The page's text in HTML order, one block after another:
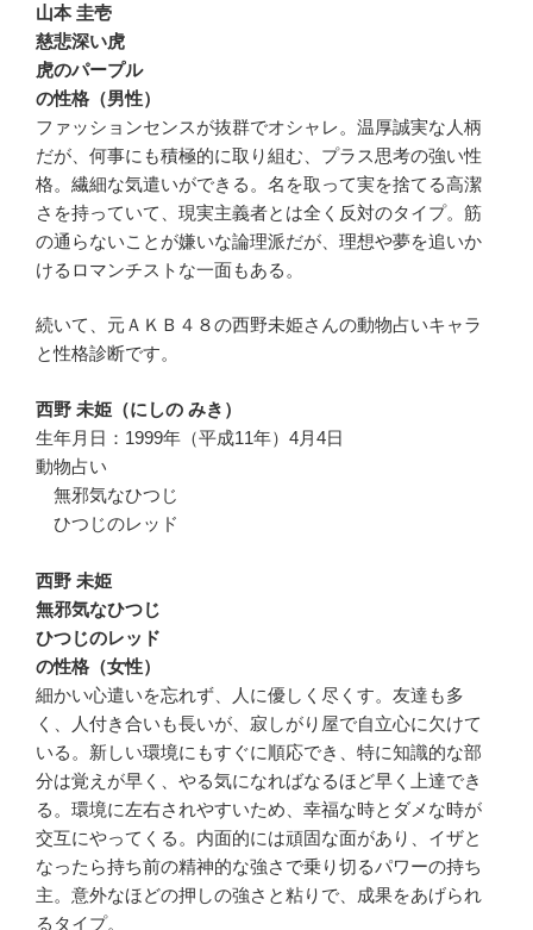
山本 圭壱
慈悲深い虎
虎のパープル
の性格（男性）
ファッションセンスが抜群でオシャレ。温厚誠実な人柄
だが、何事にも積極的に取り組む、プラス思考の強い性
格。繊細な気遣いができる。名を取って実を捨てる高潔
さを持っていて、現実主義者とは全く反対のタイプ。筋
の通らないことが嫌いな論理派だが、理想や夢を追いか
けるロマンチストな一面もある。
続いて、元ＡＫＢ４８の西野未姫さんの動物占いキャラ
と性格診断です。
西野 未姫（にしの みき）
生年月日：1999年（平成11年）4月4日
動物占い
無邪気なひつじ
ひつじのレッド
西野 未姫
無邪気なひつじ
ひつじのレッド
の性格（女性）
細かい心遣いを忘れず、人に優しく尽くす。友達も多
く、人付き合いも長いが、寂しがり屋で自立心に欠けて
いる。新しい環境にもすぐに順応でき、特に知識的な部
分は覚えが早く、やる気になればなるほど早く上達でき
る。環境に左右されやすいため、幸福な時とダメな時が
交互にやってくる。内面的には頑固な面があり、イザと
なったら持ち前の精神的な強さで乗り切るパワーの持ち
主。意外なほどの押しの強さと粘りで、成果をあげられ
るタイプ。